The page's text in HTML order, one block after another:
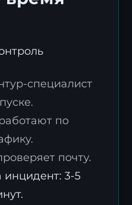
специалист
по
почту.
3-5